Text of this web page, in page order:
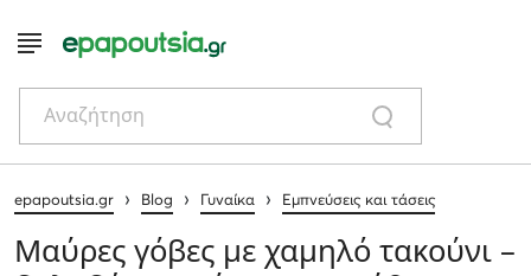
Αναζήτηση
epapoutsia.gr › Blog › Γυναίκα › Εμπνεύσεις και τάσεις
Μαύρες γόβες με χαμηλό τακούνι –